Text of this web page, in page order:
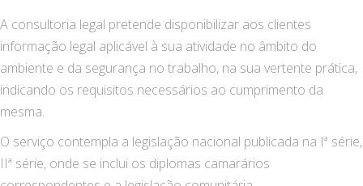
A consultoria legal pretende disponibilizar aos clientes
informação legal aplicável à sua atividade no âmbito do
ambiente e da segurança no trabalho, na sua vertente prática,
indicando os requisitos necessários ao cumprimento da
mesma.
O serviço contempla a legislação nacional publicada na Iª série,
IIª série, onde se inclui os diplomas camarários